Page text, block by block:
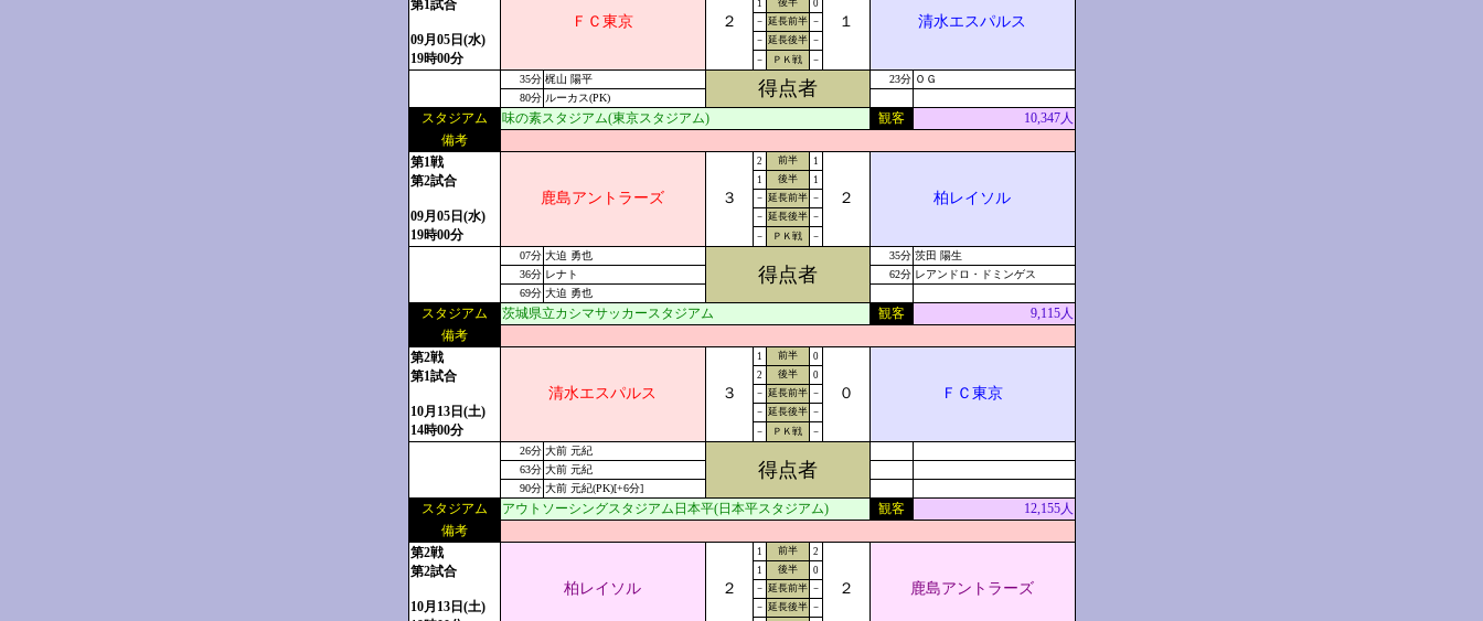
第1試合
09月05日(水)
19時00分
ＦＣ東京 ２ １ 清水エスパルス
1 後半
0
－ 延長前半 －
－ 延長後半 －
－
ＰＫ戦 －
35分 梶山 陽平 得点者 23分 ＯＧ
80分 ルーカス(PK)
スタジアム 味の素スタジアム(東京スタジアム) 観客
10,347人
備考
第1戦
第2試合
09月05日(水)
19時00分
鹿島アントラーズ ３
2 前半 1
２ 柏レイソル
1 後半
1
－ 延長前半 －
－ 延長後半 －
－
ＰＫ戦 －
07分 大迫 勇也
得点者
35分 茨田 陽生
36分 レナト 62分 レアンドロ・ドミンゲス
69分 大迫 勇也
スタジアム 茨城県立カシマサッカースタジアム 観客
9,115人
備考
第2戦
第1試合
10月13日(土)
14時00分
清水エスパルス ３
1 前半 0
０ ＦＣ東京
2 後半
0
－ 延長前半 －
－ 延長後半 －
－
ＰＫ戦 －
26分 大前 元紀
得点者
63分 大前 元紀
90分 大前 元紀(PK)[+6分]
スタジアム アウトソーシングスタジアム日本平(日本平スタジアム) 観客
12,155人
備考
第2戦
第2試合
10月13日(土)
柏レイソル ２
1 前半 2
２ 鹿島アントラーズ
1 後半
0
－ 延長前半 －
－ 延長後半 －